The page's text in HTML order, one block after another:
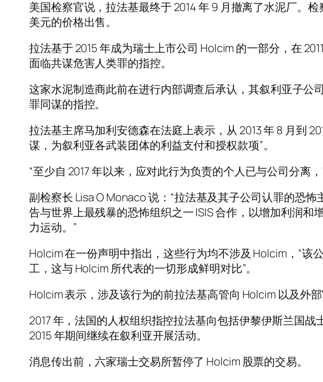
美国检察官说，拉法基最终于 2014 年 9 月撤离了水泥厂。
美元的价格出售。
拉法基于 2015 年成为瑞士上市公司 Holcim 的一部分，在
面临共谋危害人类罪的指控。
这家水泥制造商此前在进行内部调查后承认，其叙利亚子
罪同谋的指控。
拉法基主席马加利安德森在法庭上表示，从 2013 年 8 月到
谋，为叙利亚各武装团体的利益支付和授权款项”。
“至少自 2017 年以来，应对此行为负责的个人已与公司分离，
副检察长 Lisa O Monaco 说：“拉法基及其子公司认罪的恐
告与世界上最残暴的恐怖组织之一 ISIS 合作，以增加利润
力运动。”
Holcim 在一份声明中指出，这些行为均不涉及 Holcim，“
工，这与 Holcim 所代表的一切形成鲜明对比”。
Holcim 表示，涉及该行为的前拉法基高管向 Holcim 以及外部
2017 年，法国的人权组织指控拉法基向包括伊黎伊斯兰国战
2015 年期间继续在叙利亚开展活动。
消息传出前，六家瑞士交易所暂停了 Holcim 股票的交易。